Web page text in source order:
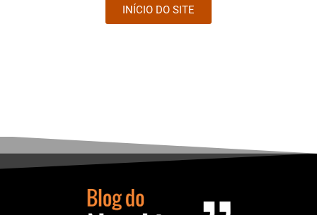
INÍCIO DO SITE